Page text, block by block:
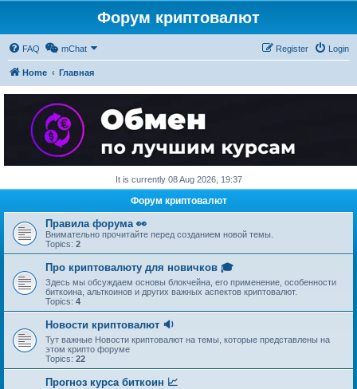
Форум криптовалют
FAQ mChat Login
Register
Home Главная
It is currently 08 Aug 2026, 19:37
Форум криптовалют
Правила форума 👀
Внимательно прочитайте перед созданием новой темы.
Topics: 2
Про криптовалюту для новичков 🎓
Здесь мы обсуждаем основы блокчейна, его применение, особенности
биткоина, альткоинов и других важных аспектов криптовалют.
Topics: 4
Новости криптовалют 🔉
Тут важные Новости криптовалют на темы, которые представлены на
этом крипто форуме
Topics: 22
Прогноз курса биткоин 📈